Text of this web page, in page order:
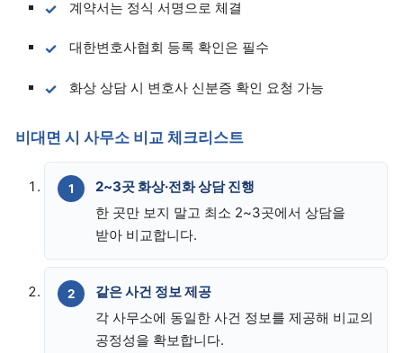
계약서는 정식 서명으로 체결
대한변호사협회 등록 확인은 필수
화상 상담 시 변호사 신분증 확인 요청 가능
비대면 시 사무소 비교 체크리스트
2~3곳 화상·전화 상담 진행
한 곳만 보지 말고 최소 2~3곳에서 상담을
받아 비교합니다.
같은 사건 정보 제공
각 사무소에 동일한 사건 정보를 제공해 비교의
공정성을 확보합니다.